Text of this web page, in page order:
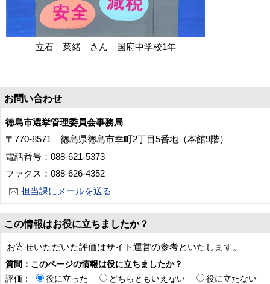
立石 菜緒 さん 国府中学校1年
お問い合わせ
徳島市選挙管理委員会事務局
〒770-8571 徳島県徳島市幸町2丁目5番地（本館9階）
電話番号：088-621-5373
ファクス：088-626-4352
担当課にメールを送る
この情報はお役に立ちましたか？
お寄せいただいた評価はサイト運営の参考といたします。
質問：このページの情報は役に立ちましたか？
評価：
役に立った どちらともいえない
役に立たない